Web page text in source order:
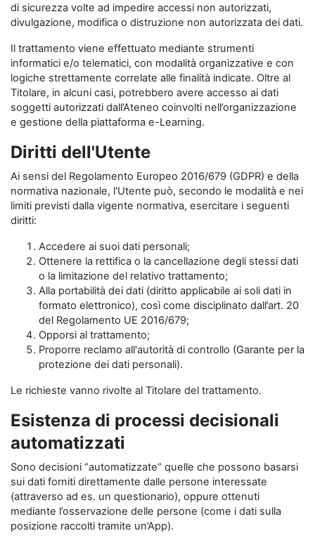
di sicurezza volte ad impedire accessi non autorizzati,
divulgazione, modifica o distruzione non autorizzata dei dati.
Il trattamento viene effettuato mediante strumenti
informatici e/o telematici, con modalità organizzative e con
logiche strettamente correlate alle finalità indicate. Oltre al
Titolare, in alcuni casi, potrebbero avere accesso ai dati
soggetti autorizzati dall’Ateneo coinvolti nell’organizzazione
e gestione della piattaforma e-Learning.
Diritti dell'Utente
Ai sensi del Regolamento Europeo 2016/679 (GDPR) e della
normativa nazionale, l'Utente può, secondo le modalità e nei
limiti previsti dalla vigente normativa, esercitare i seguenti
diritti:
Accedere ai suoi dati personali;
Ottenere la rettifica o la cancellazione degli stessi dati
o la limitazione del relativo trattamento;
Alla portabilità dei dati (diritto applicabile ai soli dati in
formato elettronico), così come disciplinato dall’art. 20
del Regolamento UE 2016/679;
Opporsi al trattamento;
Proporre reclamo all'autorità di controllo (Garante per la
protezione dei dati personali).
Le richieste vanno rivolte al Titolare del trattamento.
Esistenza di processi decisionali
automatizzati
Sono decisioni “automatizzate” quelle che possono basarsi
sui dati forniti direttamente dalle persone interessate
(attraverso ad es. un questionario), oppure ottenuti
mediante l’osservazione delle persone (come i dati sulla
posizione raccolti tramite un’App).